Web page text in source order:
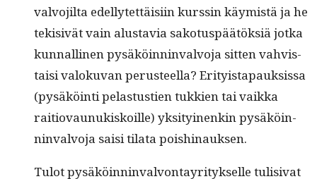
valvo­jil­ta edel­lytet­täisi­in kurssin käymistä ja he
tek­i­sivät vain alus­tavia sako­tus­päätök­siä jot­ka
kun­nalli­nen pysäköin­nin­valvo­ja sit­ten vahvis­
taisi val­oku­van perus­teel­la? Eri­ty­istapauk­sis­sa
(pysäköin­ti pelas­tustien tukkien tai vaik­ka
raitio­vaunukiskoille) yksi­tyi­nenkin pysäköin­
nin­valvo­ja saisi tila­ta poishinauksen.
Tulot pysäköin­nin­valvon­tayri­tyk­selle tuli­si­vat